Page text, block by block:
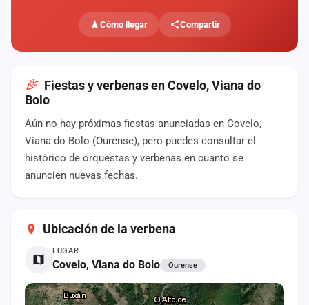
Cómo llegar Compartir
Fiestas y verbenas en Covelo, Viana do
Bolo
Aún no hay próximas fiestas anunciadas en Covelo,
Viana do Bolo (Ourense), pero puedes consultar el
histórico de orquestas y verbenas en cuanto se
anuncien nuevas fechas.
Ubicación de la verbena
LUGAR
Covelo, Viana do Bolo Ourense
Agencias
Rankings
Anuncios
Crear
cuenta
Administración
Contacto